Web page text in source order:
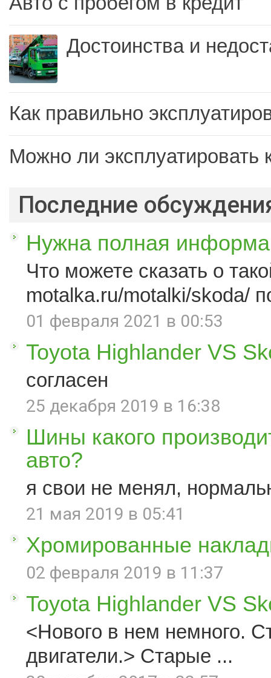
Достоинства и
Как правильно
Можно ли эксплуатировать
Последние
Нужна полная
Что можете сказать о
motalka.ru/motalki/skoda/
01 февраля 2021 в 00:53
Toyota Highlander VS
согласен
25 декабря 2019 в 16:38
Шины какого
авто?
я свои не менял,
21 мая 2019 в 05:41
Хромированные
02 февраля 2019 в 11:37
Toyota Highlander VS
<Нового в нем немного.
двигатели.> Старые ...